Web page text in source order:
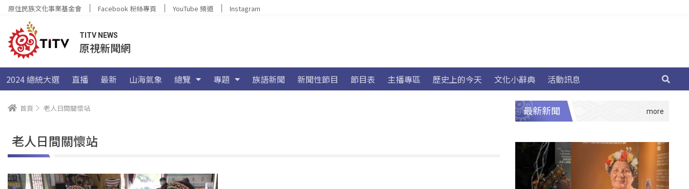
原住民族文化事業基金會 Facebook 粉絲專頁 YouTube 頻道 Instagram
TITV NEWS
原視新聞網
2024 總統大選 直播 最新 山海氣象 總覽 專題 族語新聞 新聞性節目 節目表 主播專區 歷史上的今天 文化小辭典 活動訊息
首頁 老人日間關懷站
老人日間關懷站
最新新聞